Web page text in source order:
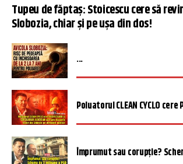
Tupeu de făptaș: Stoicescu cere să
Slobozia, chiar și pe ușa din dos!
...
Poluatorul CLEAN CYCLO
Împrumut sau corupție?